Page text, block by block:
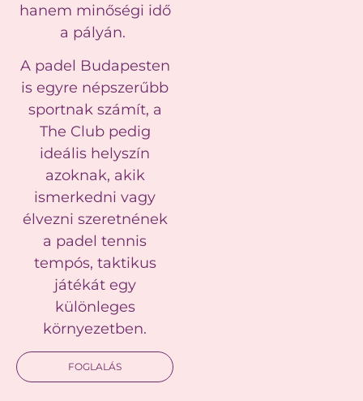
hanem minőségi idő
a pályán.
A padel Budapesten
is egyre népszerűbb
sportnak számít, a
The Club pedig
ideális helyszín
azoknak, akik
ismerkedni vagy
élvezni szeretnének
a padel tennis
tempós, taktikus
játékát egy
különleges
környezetben.
FOGLALÁS